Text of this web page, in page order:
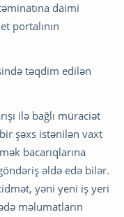
daimi
portalının
təqdim edilən
ilə bağlı müraciət
şəxs istənilən vaxt
bacarıqlarına
əldə edə bilər.
yəni yeni iş yeri
məlumatların